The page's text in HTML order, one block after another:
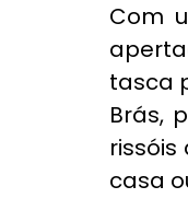
Com
tasca
Brás,
casa